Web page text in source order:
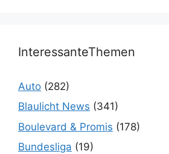
InteressanteThemen
Auto (282)
Blaulicht News (341)
Boulevard & Promis (178)
Bundesliga (19)